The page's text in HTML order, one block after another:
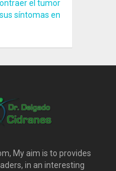
el tumor
síntomas en
My aim is to provides
in an interesting